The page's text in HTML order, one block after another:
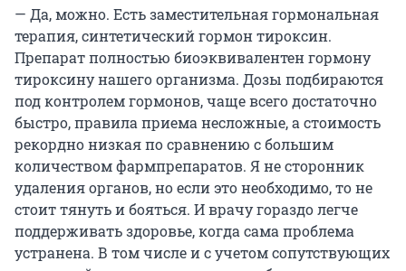
— Да, можно. Есть заместительная гормональная
терапия, синтетический гормон тироксин.
Препарат полностью биоэквивалентен гормону
тироксину нашего организма. Дозы подбираются
под контролем гормонов, чаще всего достаточно
быстро, правила приема несложные, а стоимость
рекордно низкая по сравнению с большим
количеством фармпрепаратов. Я не сторонник
удаления органов, но если это необходимо, то не
стоит тянуть и бояться. И врачу гораздо легче
поддерживать здоровье, когда сама проблема
устранена. В том числе и с учетом сопутствующих